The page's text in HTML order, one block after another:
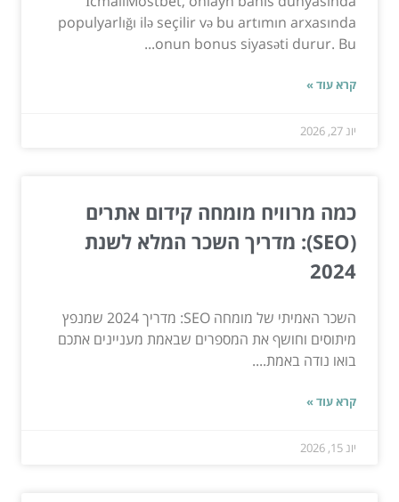
populyarlığı ilə seçilir və bu artımın arxasında
onun bonus siyasəti durur. Bu...
קרא עוד »
יונ 27, 2026
כמה מרוויח מומחה קידום אתרים
(SEO): מדריך השכר המלא לשנת
2024
השכר האמיתי של מומחה SEO: מדריך 2024 שמנפץ
מיתוסים וחושף את המספרים שבאמת מעניינים אתכם
בואו נודה באמת....
קרא עוד »
יונ 15, 2026